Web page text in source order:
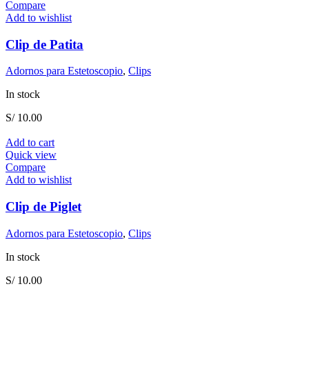
Compare
Add to wishlist
Clip de Patita
Adornos para Estetoscopio, Clips
In stock
S/10.00
Add to cart
Quick view
Compare
Add to wishlist
Clip de Piglet
Adornos para Estetoscopio, Clips
In stock
S/10.00